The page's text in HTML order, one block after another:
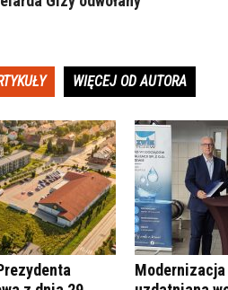
WIĘCEJ OD AUTORA